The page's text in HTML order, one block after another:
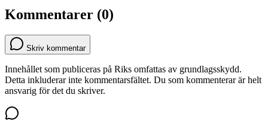
Kommentarer (0)
Skriv kommentar
Innehållet som publiceras på Riks omfattas av grundlagsskydd.
Detta inkluderar inte kommentarsfältet. Du som kommenterar är helt
ansvarig för det du skriver.